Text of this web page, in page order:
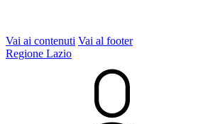
Vai ai contenuti Vai al footer
Regione Lazio